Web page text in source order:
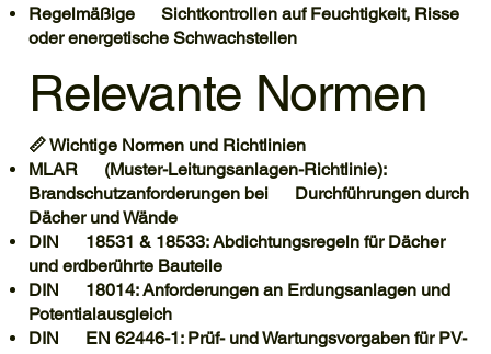
Regelmäßige Sichtkontrollen auf Feuchtigkeit, Risse
oder energetische Schwachstellen
Relevante Normen
📏 Wichtige Normen und Richtlinien
MLAR (Muster-Leitungsanlagen-Richtlinie):
Brandschutzanforderungen bei Durchführungen durch
Dächer und Wände
DIN 18531 & 18533: Abdichtungsregeln für Dächer
und erdberührte Bauteile
DIN 18014: Anforderungen an Erdungsanlagen und
Potentialausgleich
DIN EN 62446-1: Prüf- und Wartungsvorgaben für PV-